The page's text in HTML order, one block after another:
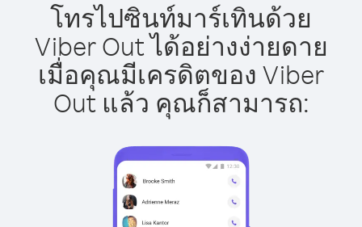
โทรไปซินท์มาร์เทินด้วย
Viber Out ได้อย่างง่ายดาย
เมื่อคุณมีเครดิตของ Viber
Out แล้ว คุณก็สามารถ: